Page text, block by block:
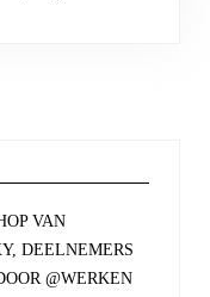
VAN
DEELNEMERS
@WERKEN